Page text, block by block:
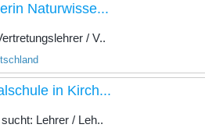
Naturwisse...
/ V..
in Kirch...
Lehrer / Leh..